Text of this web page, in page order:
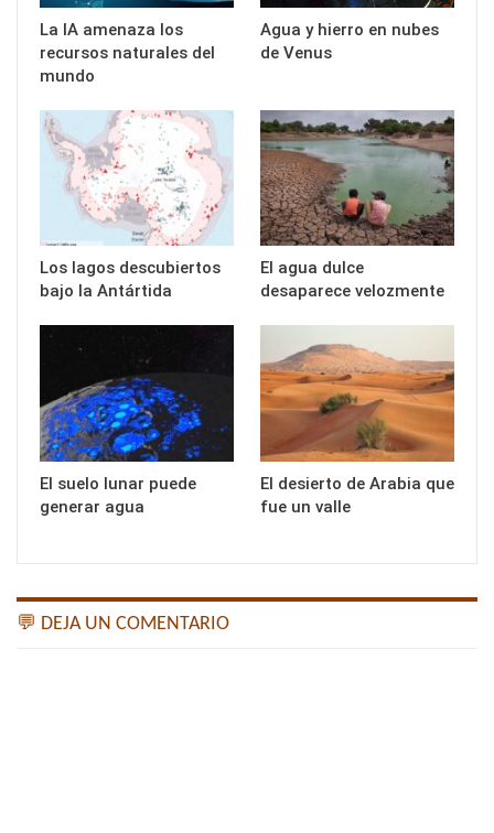
La IA amenaza los
recursos naturales del
mundo
Agua y hierro en nubes
de Venus
Los lagos descubiertos
bajo la Antártida
El agua dulce
desaparece velozmente
El suelo lunar puede
generar agua
El desierto de Arabia que
fue un valle
💬 DEJA UN COMENTARIO